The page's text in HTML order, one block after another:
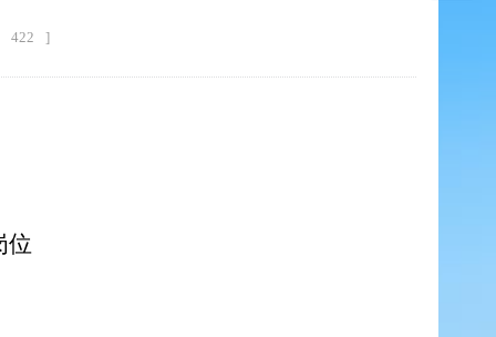
422 ]
位